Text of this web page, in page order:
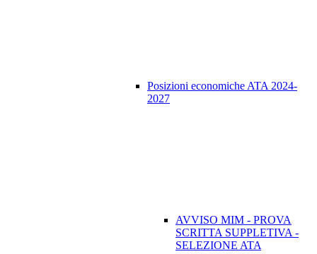
Posizioni economiche ATA 2024-
2027
AVVISO MIM - PROVA
SCRITTA SUPPLETIVA -
SELEZIONE ATA